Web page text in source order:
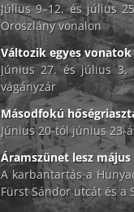
Július 9–12. és július
Oroszlány vonalon
Változik egyes
Június 27. és július 3.
vágányzár
Másodfokú
Június 20-tól június 23-
Áramszünet lesz
A karbantartás a
Fürst Sándor utcát és a